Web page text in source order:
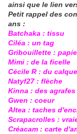
ainsi que le lien
Petit rappel des
ans :
Batchaka : tissu
Ciléa : un tag
Gribouillette :
Mimi : de la ficelle
Cécile R : du calque
Natyf27 : flèche
Kinna : des agrafes
Gwen : coeur
Altea : taches
Scrapacrolles :
Créacam : carte